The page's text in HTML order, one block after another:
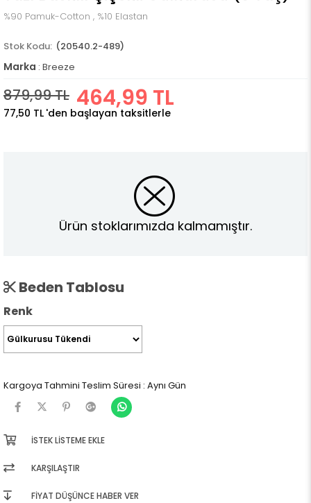
%90 Pamuk-Cotton , %10 Elastan
(20540.2-489)
Marka : Breeze
879,99 TL 464,99 TL
77,50 TL 'den başlayan taksitlerle
Ürün stoklarımızda kalmamıştır.
Beden Tablosu
Renk
Kargoya Tahmini Teslim Süresi : Aynı Gün
İSTEK LISTEME EKLE
KARŞILAŞTIR
FIYAT DÜŞÜNCE HABER VER